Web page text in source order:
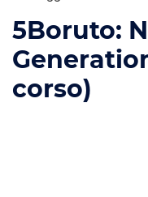
5Boruto:
corso)